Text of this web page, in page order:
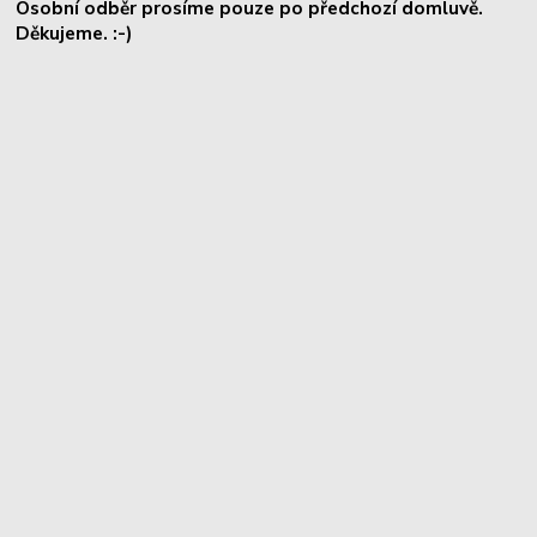
Osobní odběr prosíme pouze po předchozí domluvě.
Děkujeme. :-)